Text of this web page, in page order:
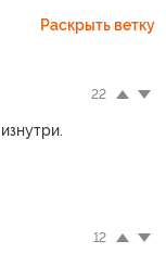
Раскрыть ветку
22
12